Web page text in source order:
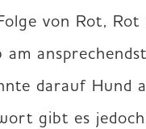
von Rot,
am
darauf Hund
gibt es